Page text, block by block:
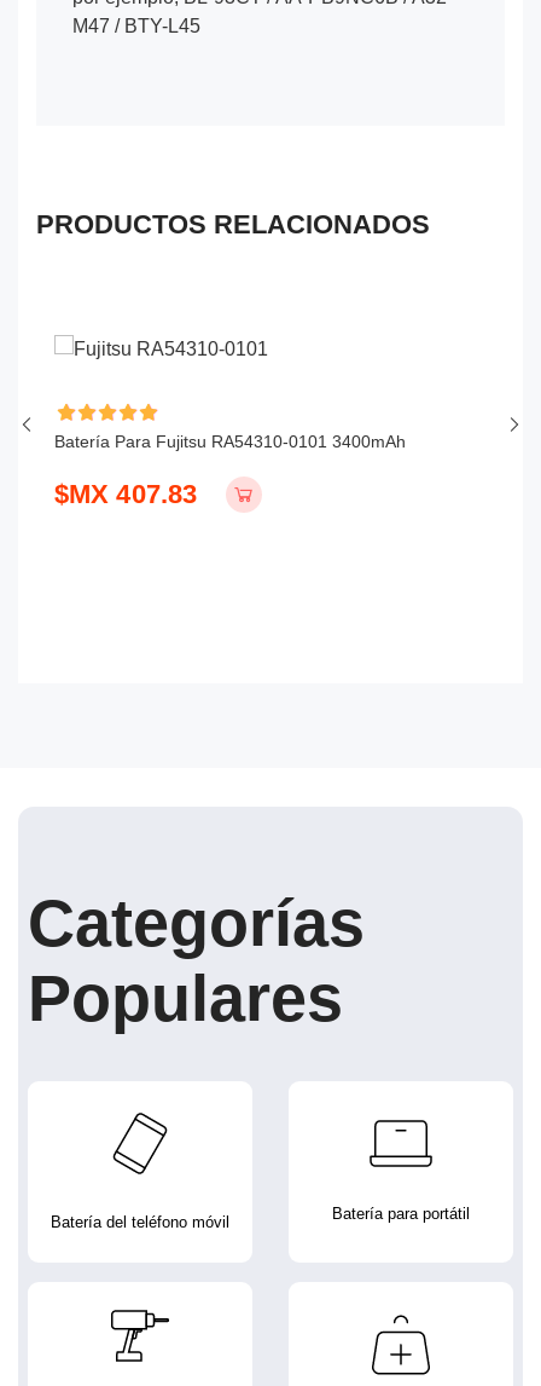
M47 / BTY-L45
PRODUCTOS RELACIONADOS
Batería Para Fujitsu RA54310-0101 3400mAh
$MX 407.83
Categorías
Populares
Batería del teléfono móvil Batería para portátil